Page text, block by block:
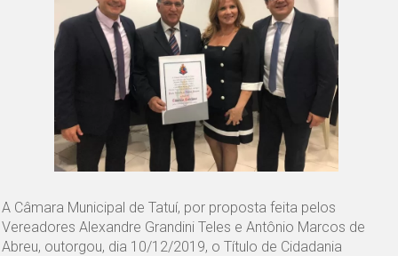
A Câmara Municipal de Tatuí, por proposta feita pelos
Vereadores Alexandre Grandini Teles e Antônio Marcos de
Abreu, outorgou, dia 10/12/2019, o Título de Cidadania